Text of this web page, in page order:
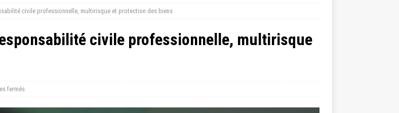
civile professionnelle, multirisque et protection des biens
civile professionnelle, multirisque
fermés